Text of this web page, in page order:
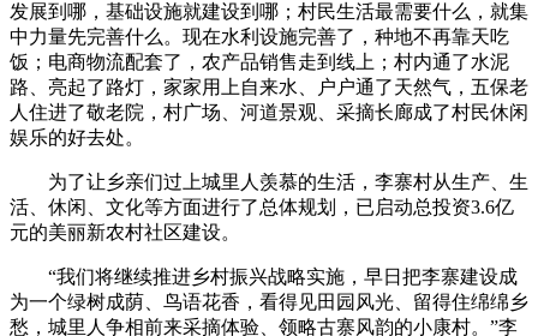
发展到哪，基础设施就建设到哪；村民生活最需要什么，就集
中力量先完善什么。现在水利设施完善了，种地不再靠天吃
饭；电商物流配套了，农产品销售走到线上；村内通了水泥
路、亮起了路灯，家家用上自来水、户户通了天然气，五保老
人住进了敬老院，村广场、河道景观、采摘长廊成了村民休闲
娱乐的好去处。
为了让乡亲们过上城里人羡慕的生活，李寨村从生产、生
活、休闲、文化等方面进行了总体规划，已启动总投资3.6亿
元的美丽新农村社区建设。
“我们将继续推进乡村振兴战略实施，早日把李寨建设成
为一个绿树成荫、鸟语花香，看得见田园风光、留得住绵绵乡
愁，城里人争相前来采摘体验、领略古寨风韵的小康村。”李